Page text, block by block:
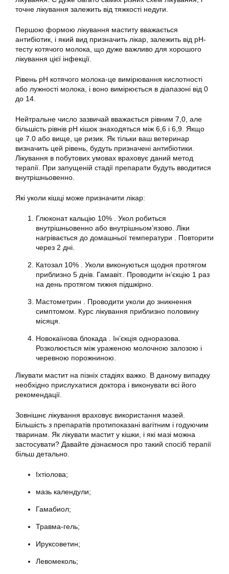
точне лікування залежить від тяжкості недуги.
Першою формою лікування маститу вважається
антибіотик, і який вид призначить лікар, залежить від рН-
тесту котячого молока, що дуже важливо для хорошого
лікування цієї інфекції.
Рівень pH котячого молока-це вимірювання кислотності
або лужності молока, і воно вимірюється в діапазоні від 0
до 14.
Нейтральне число зазвичай вважається рівним 7,0, але
більшість рівнів рН кішок знаходяться між 6,6 і 6,9. Якщо
це 7.0 або вище, це ризик. Як тільки ваш ветеринар
визначить цей рівень, будуть призначені антибіотики.
Лікування в побутових умовах враховує даний метод
терапії. При запущеній стадії препарати будуть вводитися
внутрішньовенно.
Які уколи кішці може призначити лікар:
Глюконат кальцію 10% . Укол робиться
внутрішньовенно або внутрішньом’язово. Ліки
нагрівається до домашньої температури . Повторити
через 2 дні.
Катозал 10% . Уколи виконуються щодня протягом
приблизно 5 днів. Гамавіт.. Проводити ін’єкцію 1 раз
на день протягом тижня підшкірно.
Мастометрин . Проводити уколи до зникнення
симптомом. Курс лікування приблизно половину
місяця.
Новокаїнова блокада . Ін’єкція одноразова.
Розколюється між ураженою молочною залозою і
черевною порожниною.
Лікувати мастит на пізніх стадіях важко. В даному випадку
необхідно прислухатися доктора і виконувати всі його
рекомендації.
Зовнішнє лікування враховує використання мазей.
Більшість з препаратів протипоказані вагітним і годуючим
тваринам. Як лікувати мастит у кішки, і які мазі можна
застосувати? Давайте дізнаємося про такий спосіб терапії
більш детально.
Іхтіолова;
мазь календули;
Гамабиол;
Травма-гель;
Ируксоветин;
Левомеколь;